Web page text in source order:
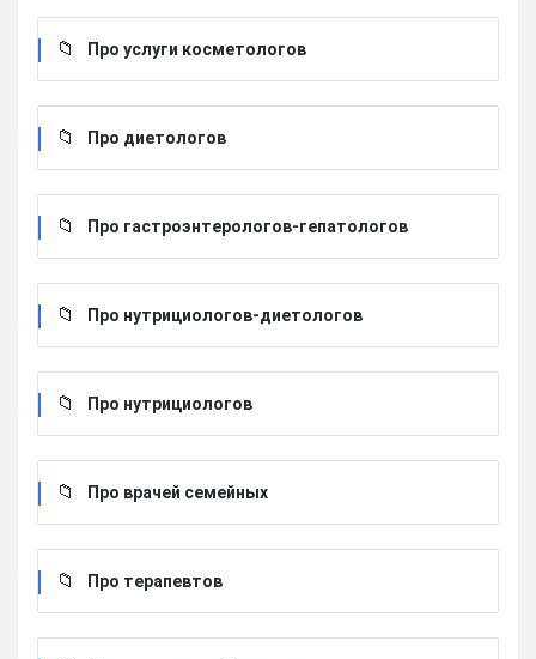
Про услуги косметологов
Про диетологов
Про гастроэнтерологов-гепатологов
Про нутрициологов-диетологов
Про нутрициологов
Про врачей семейных
Про терапевтов